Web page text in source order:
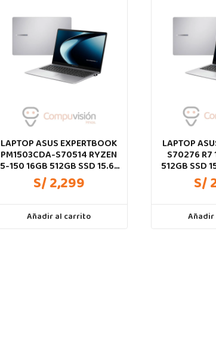
LAPTOP ASUS EXPERTBOOK
PM1503CDA-S70514 RYZEN
5-150 16GB 512GB SSD 15.6″
FHD FREEDOS ( 90NX09D1-
M00LB0 )
S/ 2,299
Añadir al carrito
LAPTOP
S70276 R7
512GB SSD
S/